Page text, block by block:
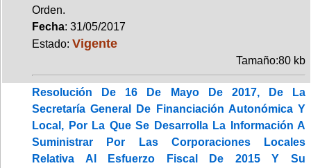
Orden.
Fecha: 31/05/2017
Estado: Vigente
Tamaño:80 kb
Resolución De 16 De Mayo De 2017, De La
Secretaría General De Financiación Autonómica Y
Local, Por La Que Se Desarrolla La Información A
Suministrar Por Las Corporaciones Locales
Relativa Al Esfuerzo Fiscal De 2015 Y Su